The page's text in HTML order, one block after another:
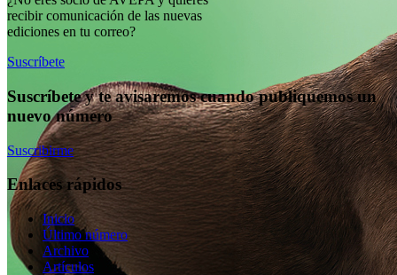
recibir comunicación de las nuevas
ediciones en tu correo?
Suscríbete
Suscríbete y te avisaremos cuando publiquemos un
nuevo número
Suscribirme
Enlaces rápidos
Inicio
Último número
Archivo
Artículos